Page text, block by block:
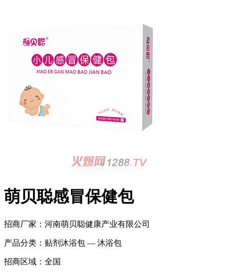
萌贝聪感冒保健包
招商厂家： 河南萌贝聪健康产业有限公司
产品分类： 贴剂沐浴包 — 沐浴包
招商区域： 全国